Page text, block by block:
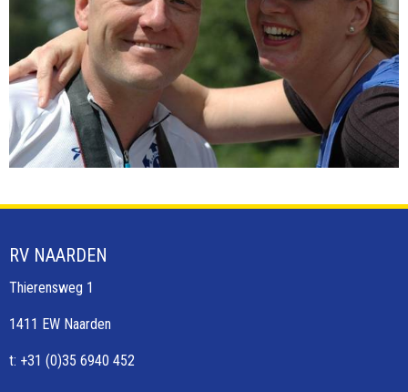
RV NAARDEN
Thierensweg 1
1411 EW Naarden
t: +31 (0)35 6940 452